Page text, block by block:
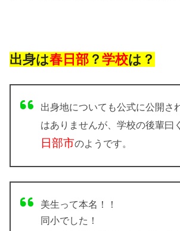
出身は春日部 ？ 学校は？
出身地についても公式に公開さ
はありませんが、学校の後輩曰
日部市のようです。
美生って本名！！
同小でした！